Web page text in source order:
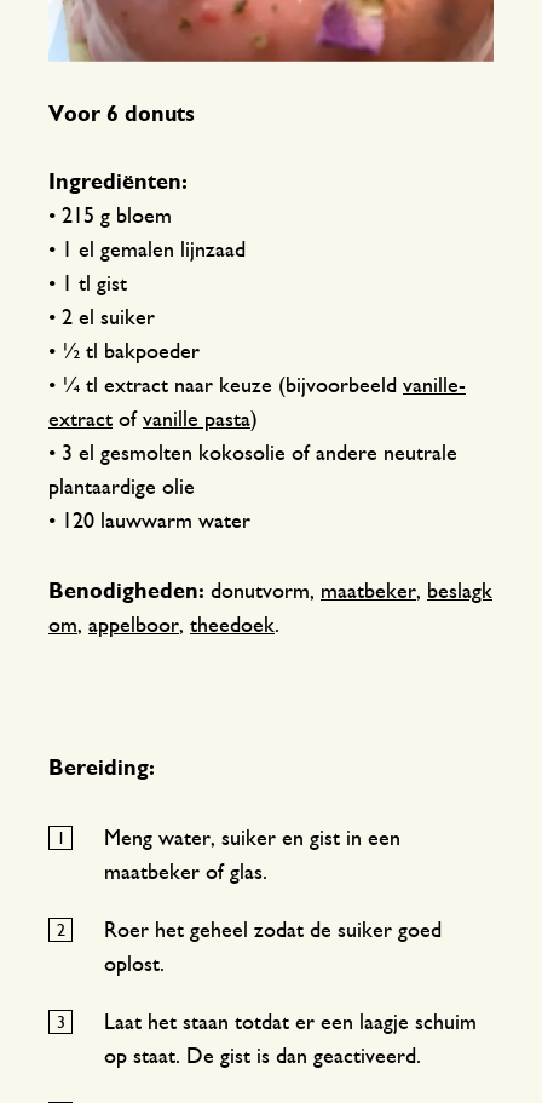
Voor 6 donuts
Ingrediënten:
• 215 g bloem
• 1 el gemalen lijnzaad
• 1 tl gist
• 2 el suiker
• ½ tl bakpoeder
• ¼ tl extract naar keuze (bijvoorbeeld vanille-
extract of vanille pasta)
• 3 el gesmolten kokosolie of andere neutrale
plantaardige olie
• 120 lauwwarm water
Benodigheden: donutvorm, maatbeker, beslagk
om, appelboor, theedoek.
Bereiding:
Meng water, suiker en gist in een
maatbeker of glas.
Roer het geheel zodat de suiker goed
oplost.
Laat het staan totdat er een laagje schuim
op staat. De gist is dan geactiveerd.